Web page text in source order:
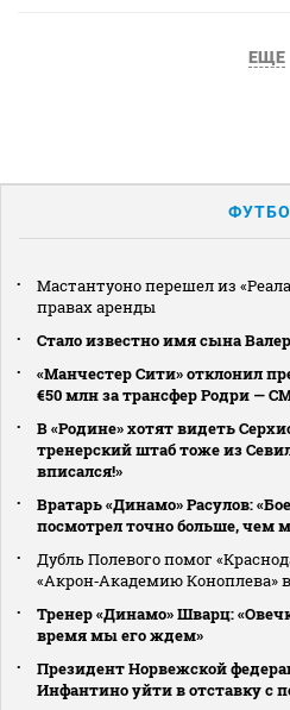
ЕЩЕ
Мастантуоно перешел из
правах аренды
Стало известно имя сына
«Манчестер Сити» отклонил
€50 млн за трансфер Родри —
В «Родине» хотят видеть
тренерский штаб тоже из
вписался!»
Вратарь «Динамо» Расулов:
посмотрел точно больше, чем
Дубль Полевого помог
«Акрон‑Академию Коноплева»
Тренер «Динамо» Шварц:
время мы его ждем»
Президент Норвежской
Инфантино уйти в отставку с